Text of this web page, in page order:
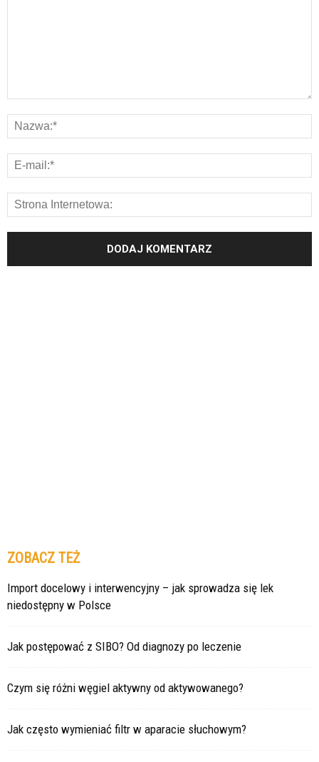
ZOBACZ TEŻ
Import docelowy i interwencyjny – jak sprowadza się lek
niedostępny w Polsce
Jak postępować z SIBO? Od diagnozy po leczenie
Czym się różni węgiel aktywny od aktywowanego?
Jak często wymieniać filtr w aparacie słuchowym?